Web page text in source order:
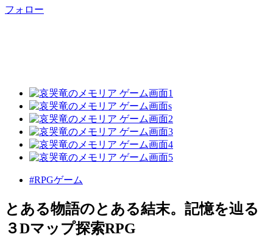
フォロー
#RPGゲーム
とある物語のとある結末。記憶を辿る
３Dマップ探索RPG